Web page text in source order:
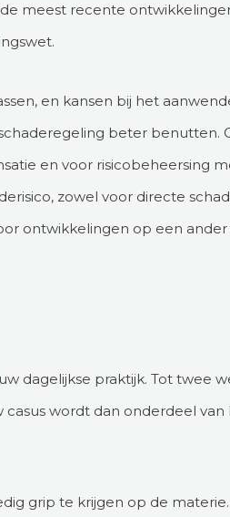
meest recente
en kansen bij het
beter benutten.
en voor risicobeheersing
zowel voor directe
ontwikkelingen op een
dagelijkse praktijk. Tot twee
casus wordt dan onderdeel
grip te krijgen op de